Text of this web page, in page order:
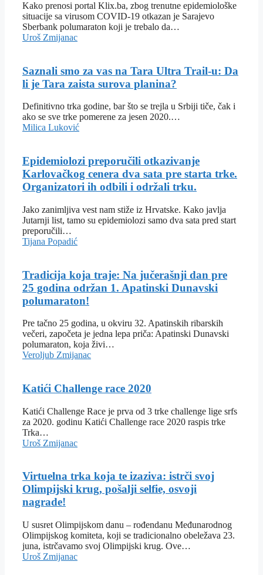
Kako prenosi portal Klix.ba, zbog trenutne epidemiološke
situacije sa virusom COVID-19 otkazan je Sarajevo
Sberbank polumaraton koji je trebalo da…
Uroš Zmijanac
Saznali smo za vas na Tara Ultra Trail-u: Da
li je Tara zaista surova planina?
Definitivno trka godine, bar što se trejla u Srbiji tiče, čak i
ako se sve trke pomerene za jesen 2020.…
Milica Luković
Epidemiolozi preporučili otkazivanje
Karlovačkog cenera dva sata pre starta trke.
Organizatori ih odbili i održali trku.
Jako zanimljiva vest nam stiže iz Hrvatske. Kako javlja
Jutarnji list, tamo su epidemiolozi samo dva sata pred start
preporučili…
Tijana Popadić
Tradicija koja traje: Na jučerašnji dan pre
25 godina održan 1. Apatinski Dunavski
polumaraton!
Pre tačno 25 godina, u okviru 32. Apatinskih ribarskih
večeri, započeta je jedna lepa priča: Apatinski Dunavski
polumaraton, koja živi…
Veroljub Zmijanac
Katići Challenge race 2020
Katići Challenge Race je prva od 3 trke challenge lige srfs
za 2020. godinu Katići Challenge race 2020 raspis trke
Trka…
Uroš Zmijanac
Virtuelna trka koja te izaziva: istrči svoj
Olimpijski krug, pošalji selfie, osvoji
nagrade!
U susret Olimpijskom danu – rođendanu Međunarodnog
Olimpijskog komiteta, koji se tradicionalno obeležava 23.
juna, istrčavamo svoj Olimpijski krug. Ove…
Uroš Zmijanac